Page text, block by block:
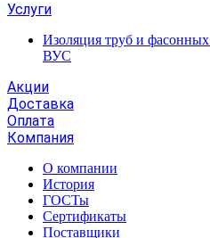
Услуги
Изоляция труб и
ВУС
Акции
Доставка
Оплата
Компания
О компании
История
ГОСТы
Сертификаты
Поставщики